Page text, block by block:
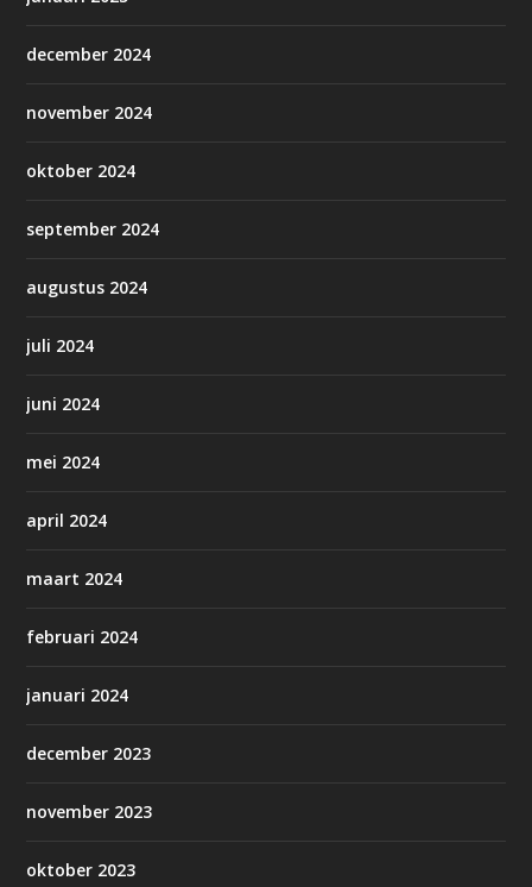
december 2024
november 2024
oktober 2024
september 2024
augustus 2024
juli 2024
juni 2024
mei 2024
april 2024
maart 2024
februari 2024
januari 2024
december 2023
november 2023
oktober 2023